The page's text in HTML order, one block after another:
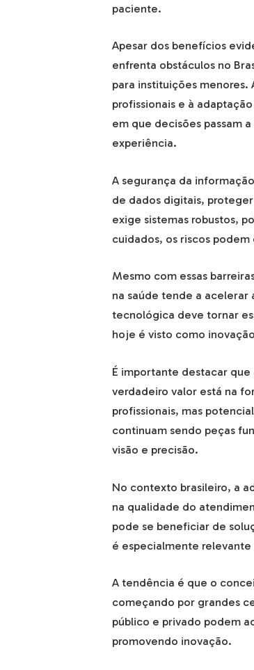
paciente.
Apesar dos benefícios
enfrenta obstáculos no
para instituições menores.
profissionais e à
em que decisões passam
experiência.
A segurança da
de dados digitais,
exige sistemas robustos,
cuidados, os riscos
Mesmo com essas
na saúde tende a
tecnológica deve tornar
hoje é visto como
É importante destacar
verdadeiro valor está na
profissionais, mas
continuam sendo peças
visão e precisão.
No contexto brasileiro, a
na qualidade do
pode se beneficiar de
é especialmente
A tendência é que o
começando por grandes
público e privado podem
promovendo inovação.